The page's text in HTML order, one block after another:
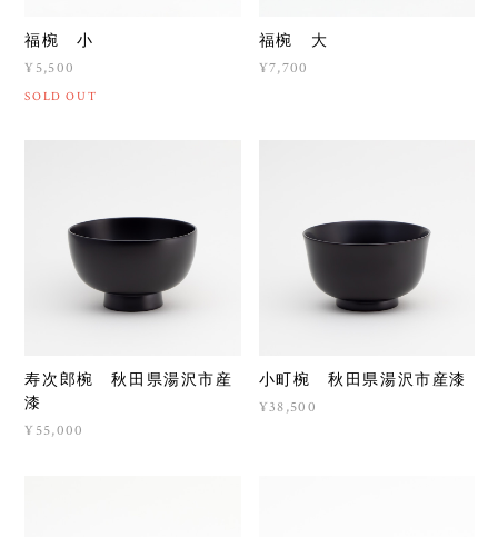
福椀 小
¥5,500
SOLD OUT
福椀 大
¥7,700
寿次郎椀 秋田県湯沢市産
漆
¥55,000
小町椀 秋田県湯沢市産漆
¥38,500